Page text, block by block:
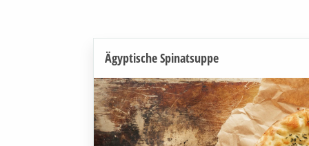
Ägyptische Spinatsuppe